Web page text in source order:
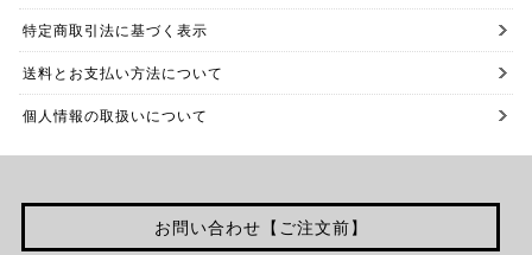
特定商取引法に基づく表示
送料とお支払い方法について
個人情報の取扱いについて
お問い合わせ【ご注文前】